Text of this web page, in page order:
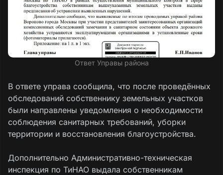
Ответ Управы района
В ответе управа сообщила, что после проведённых
обследований собственнику земельных участков
были направлены уведомления о необходимости
соблюдения санитарных требований, уборки
территории и восстановления благоустройства.
Дополнительно Административно-техническая
инспекция по ТиНАО выдала собственникам